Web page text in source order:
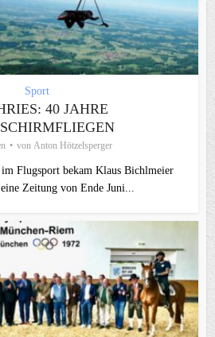
Sport
40 JAHRE
von Anton Hötzelsperger
im Flugsport bekam Klaus Bichlmeier
Zeitung von Ende Juni...